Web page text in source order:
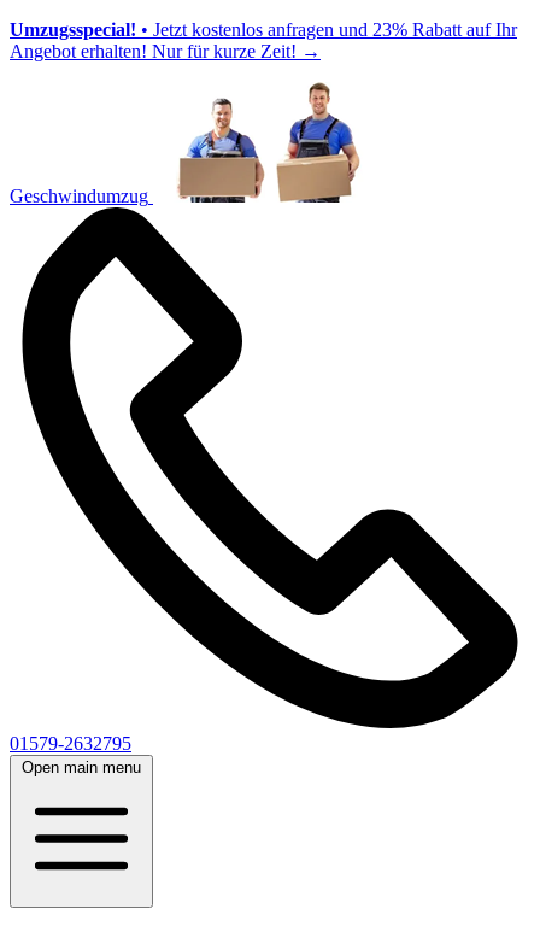
Umzugsspecial! • Jetzt kostenlos anfragen und 23% Rabatt auf Ihr
Angebot erhalten! Nur für kurze Zeit! →
Geschwindumzug
01579-2632795
Open main menu